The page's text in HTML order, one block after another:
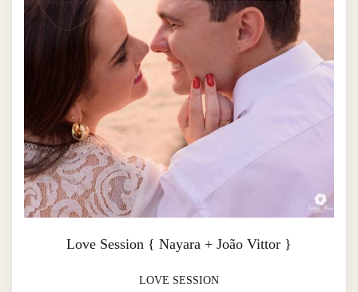
Love Session { Nayara + João Vittor }
LOVE SESSION